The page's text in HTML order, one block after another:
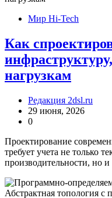
Мир Hi-Tech
Как
нагрузкам
Редакция 2dsl.ru
29 июня, 2026
0
Проектирование
требует учета не только
производительности, но